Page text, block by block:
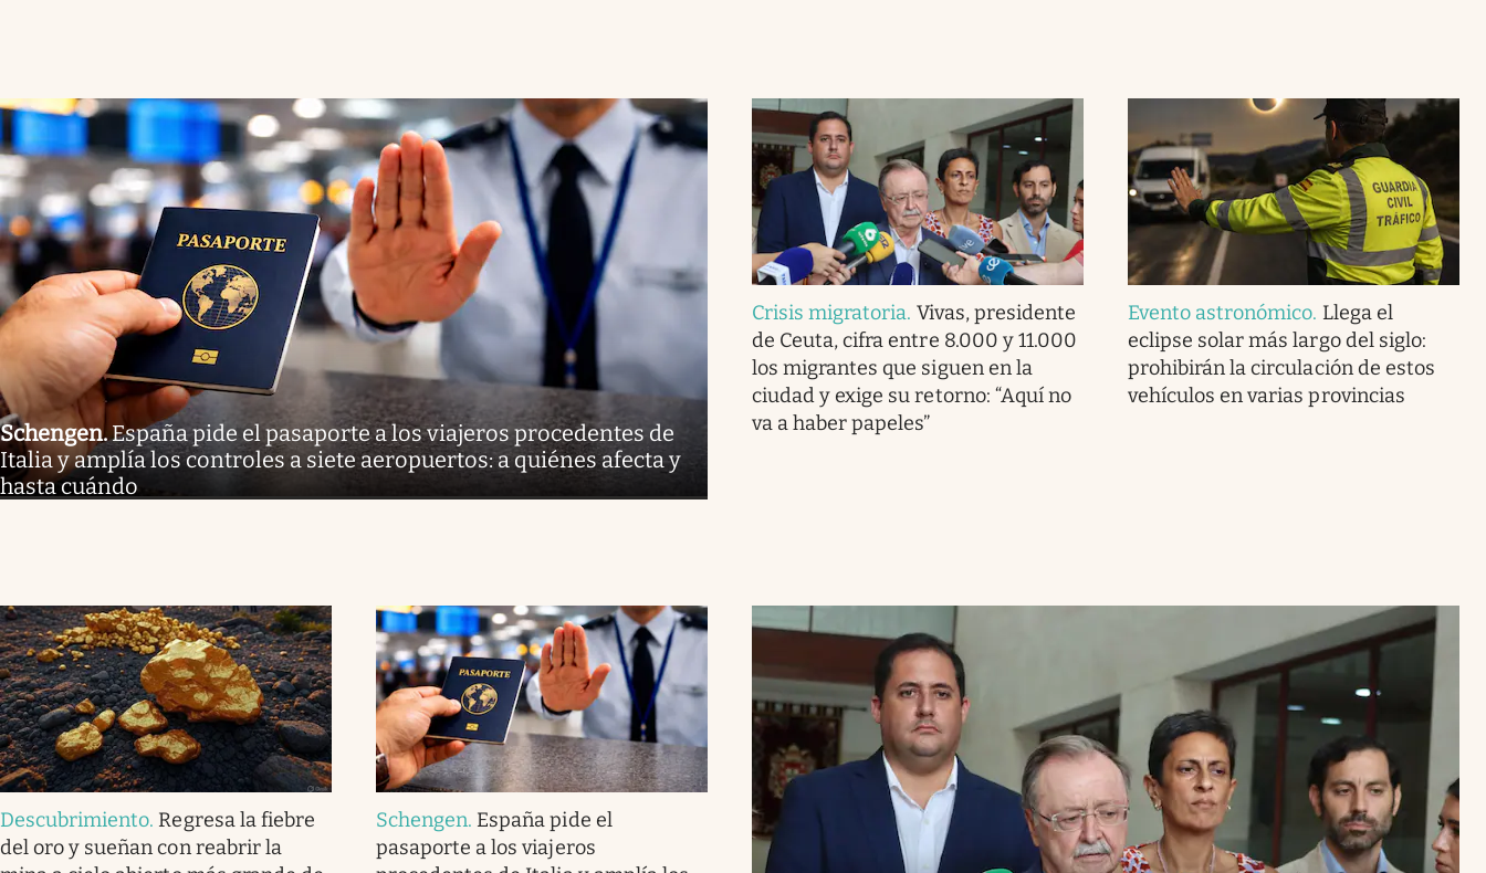
Schengen.España pide el pasaporte a los viajeros procedentes de
Italia y amplía los controles a siete aeropuertos: a quiénes afecta y
hasta cuándo
Crisis migratoria. Vivas, presidente
de Ceuta, cifra entre 8.000 y 11.000
los migrantes que siguen en la
ciudad y exige su retorno: “Aquí no
va a haber papeles”
Evento astronómico. Llega el
eclipse solar más largo del siglo:
prohibirán la circulación de estos
vehículos en varias provincias
Descubrimiento. Regresa la fiebre
del oro y sueñan con reabrir la
Schengen. España pide el
pasaporte a los viajeros